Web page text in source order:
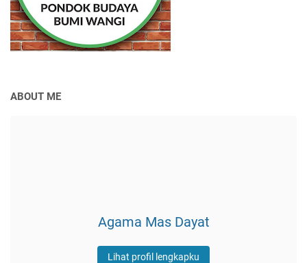
ABOUT ME
Agama Mas Dayat
Lihat profil lengkapku